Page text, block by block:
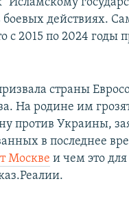
действиях.
с 2015 по 2024 годы
страны
На родине им
против Украины,
в последнее
Москве и чем это